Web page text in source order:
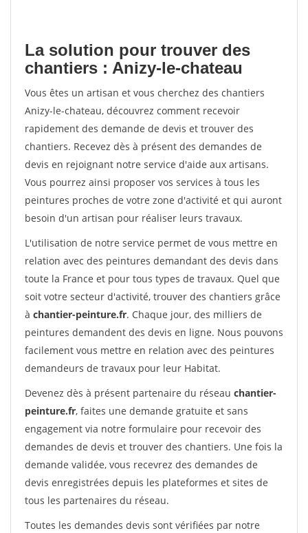
La solution pour trouver des
chantiers : Anizy-le-chateau
Vous êtes un artisan et vous cherchez des chantiers
Anizy-le-chateau, découvrez comment recevoir
rapidement des demande de devis et trouver des
chantiers. Recevez dès à présent des demandes de
devis en rejoignant notre service d'aide aux artisans.
Vous pourrez ainsi proposer vos services à tous les
peintures proches de votre zone d'activité et qui auront
besoin d'un artisan pour réaliser leurs travaux.
L'utilisation de notre service permet de vous mettre en
relation avec des peintures demandant des devis dans
toute la France et pour tous types de travaux. Quel que
soit votre secteur d'activité, trouver des chantiers grâce
à chantier-peinture.fr. Chaque jour, des milliers de
peintures demandent des devis en ligne. Nous pouvons
facilement vous mettre en relation avec des peintures
demandeurs de travaux pour leur Habitat.
Devenez dès à présent partenaire du réseau chantier-
peinture.fr, faites une demande gratuite et sans
engagement via notre formulaire pour recevoir des
demandes de devis et trouver des chantiers. Une fois la
demande validée, vous recevrez des demandes de
devis enregistrées depuis les plateformes et sites de
tous les partenaires du réseau.
Toutes les demandes devis sont vérifiées par notre